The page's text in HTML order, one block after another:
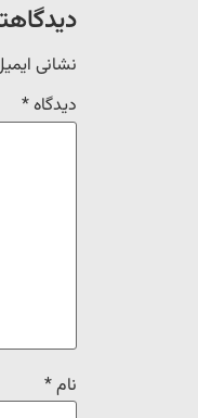
نشانی
دیدگاه*
نام*